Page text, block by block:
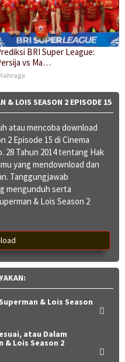
BRI Super League:
vs Ma…
& LOIS SEASON 2 EPISODE 15
atau mencoba download
2 Episode 15 di Cinema
28 Tahun 2014 tentang Hak
yang mendownload dan
Tanggungjawab
mengunduh serta
& Lois Season 2
& Lois Season
atau Dalam
& Lois Season 2